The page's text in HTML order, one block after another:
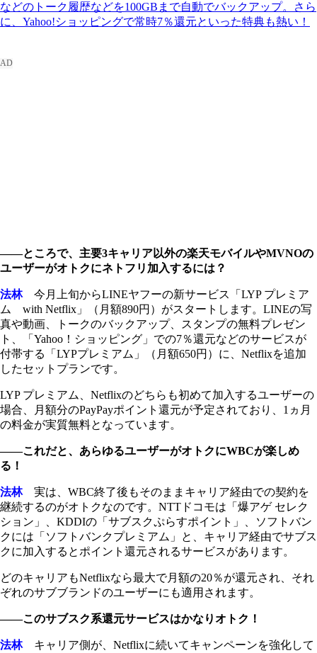
などのトーク履歴などを100GBまで自動でバックアップ。さら
に、Yahoo!ショッピングで常時7％還元といった特典も熱い！
――ところで、主要3キャリア以外の楽天モバイルやMVNOの
ユーザーがオトクにネトフリ加入するには？
法林今月上旬からLINEヤフーの新サービス「LYP プレミア
ム with Netflix」（月額890円）がスタートします。LINEの写
真や動画、トークのバックアップ、スタンプの無料プレゼン
ト、「Yahoo！ショッピング」での7％還元などのサービスが
付帯する「LYPプレミアム」（月額650円）に、Netflixを追加
したセットプランです。
LYP プレミアム、Netflixのどちらも初めて加入するユーザーの
場合、月額分のPayPayポイント還元が予定されており、1ヵ月
の料金が実質無料となっています。
――これだと、あらゆるユーザーがオトクにWBCが楽しめ
る！
法林実は、WBC終了後もそのままキャリア経由での契約を
継続するのがオトクなのです。NTTドコモは「爆アゲ セレク
ション」、KDDIの「サブスクぷらすポイント」、ソフトバン
クには「ソフトバンクプレミアム」と、キャリア経由でサブス
クに加入するとポイント還元されるサービスがあります。
どのキャリアもNetflixなら最大で月額の20％が還元され、それ
ぞれのサブブランドのユーザーにも適用されます。
――このサブスク系還元サービスはかなりオトク！
法林キャリア側が、Netflixに続いてキャンペーンを強化して